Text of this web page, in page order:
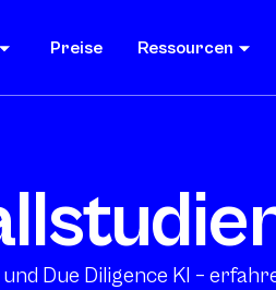
Preise Ressourcen
Due Diligence KI –